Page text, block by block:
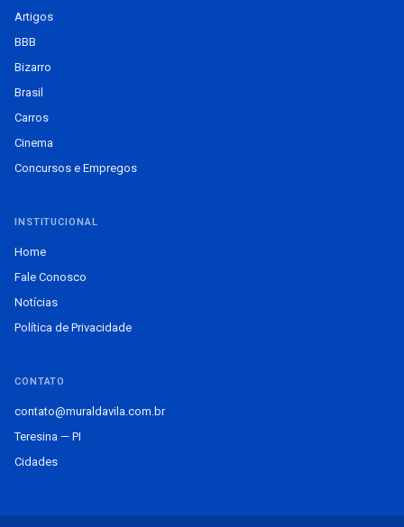
Artigos
BBB
Bizarro
Brasil
Carros
Cinema
Concursos e Empregos
INSTITUCIONAL
Home
Fale Conosco
Notícias
Política de Privacidade
CONTATO
contato@muraldavila.com.br
Teresina — PI
Cidades